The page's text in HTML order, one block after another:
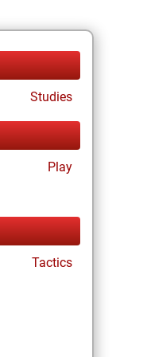
Studies
Play
Tactics